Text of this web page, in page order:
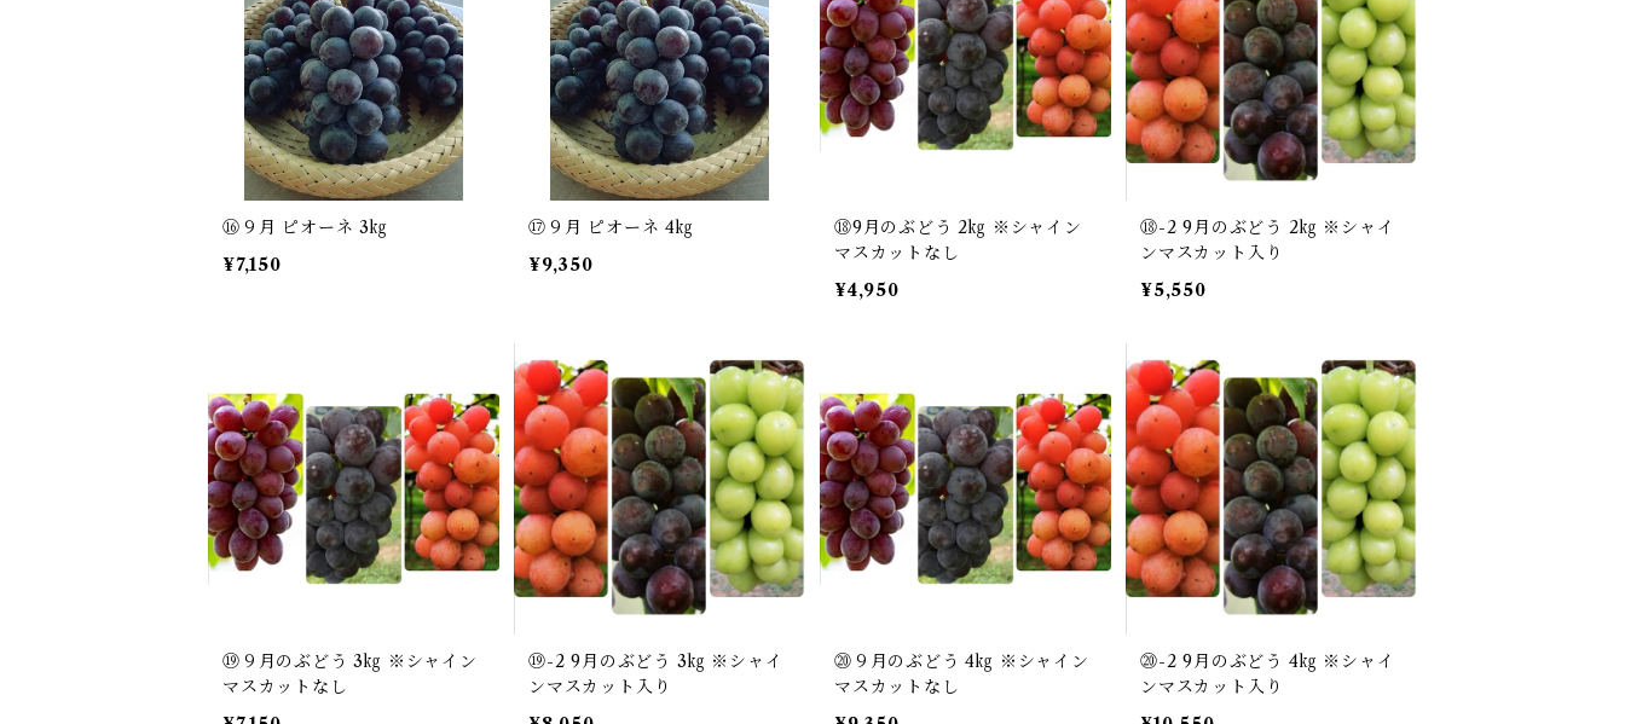
⑯９月 ピオーネ 3㎏
¥7,150
⑰９月 ピオーネ 4㎏
¥9,350
⑱9月のぶどう 2㎏ ※シャイン
マスカットなし
¥4,950
⑱-2 9月のぶどう 2㎏ ※シャイ
ンマスカット入り
¥5,550
⑲９月のぶどう 3㎏ ※シャイン
マスカットなし
⑲-2 9月のぶどう 3㎏ ※シャイ
ンマスカット入り
⑳９月のぶどう 4㎏ ※シャイン
マスカットなし
⑳-2 9月のぶどう 4㎏ ※シャイ
ンマスカット入り